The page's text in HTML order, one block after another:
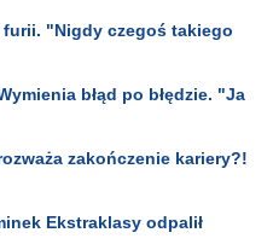
"Nigdy czegoś takiego
błąd po błędzie. "Ja
zakończenie kariery?!
Ekstraklasy odpalił